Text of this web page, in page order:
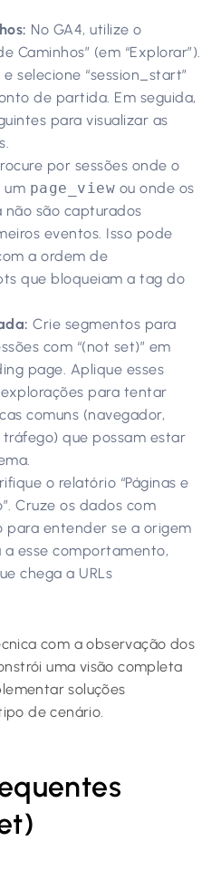
No GA4, utilize o
Caminhos” (em “Explorar”).
selecione “session_start”
de partida. Em seguida,
para visualizar as
por sessões onde o
um page_view ou onde os
são capturados
eventos. Isso pode
a ordem de
que bloqueiam a tag do
Crie segmentos para
com “(not set)” em
page. Aplique esses
para tentar
comuns (navegador,
que possam estar
o relatório “Páginas e
Cruze os dados com
para entender se a origem
esse comportamento,
chega a URLs
com a observação dos
uma visão completa
soluções
de cenário.